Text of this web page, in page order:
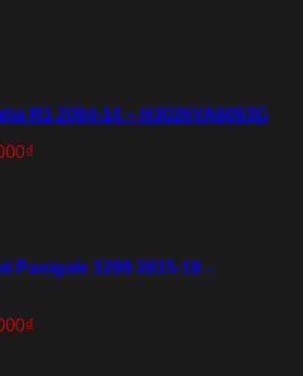
R1 2004-14 – H3026YA6063G
₫
Panigale 1299 2015-18 –
₫